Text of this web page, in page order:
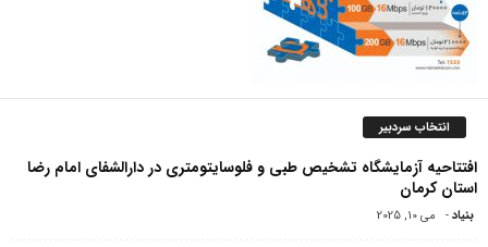
انتخاب سردبیر
افتتاحیه آزمایشگاه تشخیص طبی و فلوسایتومتری در دارالشفای امام رضا
استان کرمان
بنیاد- می 10, 2025